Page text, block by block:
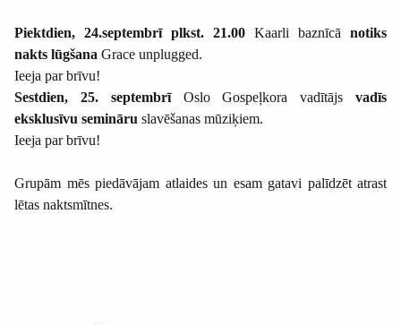
Piektdien, 24.septembrī plkst. 21.00 Kaarli baznīcā notiks
nakts lūgšana Grace unplugged.
Ieeja par brīvu!
Sestdien, 25. septembrī Oslo Gospeļkora vadītājs vadīs
eksklusīvu semināru slavēšanas mūziķiem.
Ieeja par brīvu!
Grupām mēs piedāvājam atlaides un esam gatavi palīdzēt atrast
lētas naktsmītnes.